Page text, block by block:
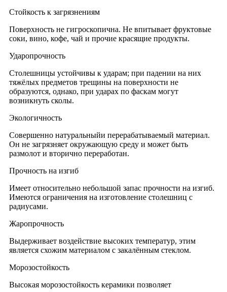
Стойкость к загрязнениям
Поверхность не гигроскопична. Не впитывает фруктовые
соки, вино, кофе, чай и прочие красящие продукты.
Ударопрочность
Столешницы устойчивы к ударам; при падении на них
тяжёлых предметов трещины на поверхности не
образуются, однако, при ударах по фаскам могут
возникнуть сколы.
Экологичность
Совершенно натуральныйи перерабатываемый материал.
Он не загрязняет окружающую среду и может быть
размолот и вторично переработан.
Прочность на изгиб
Имеет относительно небольшой запас прочности на изгиб.
Имеются ограничения на изготовление столешниц с
радиусами.
Жаропрочность
Выдерживает воздействие высоких температур, этим
является схожим материалом с закалённым стеклом.
Морозостойкость
Высокая морозостойкость керамики позволяет